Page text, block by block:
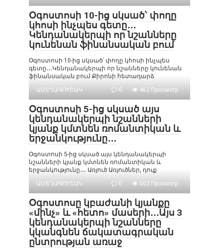
Օգոստոսի 10-ից սկսած՝ փողը
կհոսի ինչպես գետը․․․
Կենդանակերպի որ նշանները
կունենան ֆինանսական բում
Օգոստոսի 10-ից սկսած՝ փողը կհոսի ինչպես
գետը․․․Կենդանակերպի որ նշանները կունենան
ֆինանսական բում Քիրոնի հետադարձ
ԱՍՏՂԱԳՈՒՇԱԿ
0 462 Просмотр
Օգոստոսի 5-ից սկսած այս
կենդանակերպի նշանների
կյանք կմտնեն ռոմանտիկան և
երջանկությունը․․․
Օգոստոսի 5-ից սկսած այս կենդանակերպի
նշանների կյանք կմտնեն ռոմանտիկան և
երջանկությունը․․․ Առյուծ Առյուծներ, դուք
ԱՍՏՂԱԳՈՒՇԱԿ
0 502 Просмотр
Օգոստոսը կբաժանի կյանքը
«մինչ» և «հետո» մասերի․․․Այս 3
կենդանակերպի նշանները
կկանգնեն ճակատագրական
ընտրության առաջ